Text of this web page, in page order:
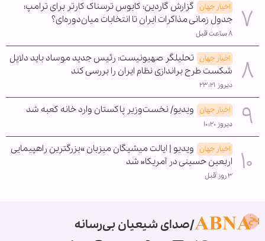
اخبار جهان گزارش گاردین: کابوس ترسناک کارتر برای ترامپ؛
جدول زمانی مذاکرات ایران تا انتخابات میان‌دوره‌ای؟
۸ ساعت قبل
اخبار جهان تحلیلگر صهیونیست: رئیس جدید موساد باید دلایل
شکست طرح براندازی نظام ایران را بررسی کند
دیروز ۲۳:۲۱
اخبار جهان ویدیو/ نخست‌وزیر پاکستان وارد خانه کعبه شد
دیروز ۱۰:۲۰
اخبار جهان ویدیو | ایالت میشیگان میزبان »بزرگترین راهپیمایی
اربعین حسینی در آمریکا« شد
۳ روز قبل
صدای شیعیان بی‌رسانه